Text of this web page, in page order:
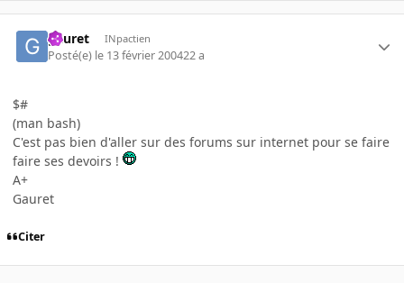
gauret INpactien
Posté(e) le 13 février 200422 a
$#
(man bash)
C'est pas bien d'aller sur des forums sur internet pour se faire
faire ses devoirs !
A+
Gauret
Citer